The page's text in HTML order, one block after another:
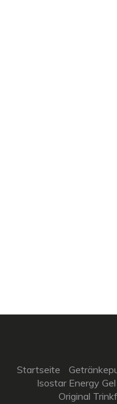
Startseite
Isostar Energy Gel
Original